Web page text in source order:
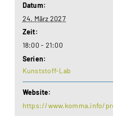
Datum:
24. März 2027
Zeit:
18:00 - 21:00
Serien:
Kunststoff-Lab
Website:
https://www.komma.info/